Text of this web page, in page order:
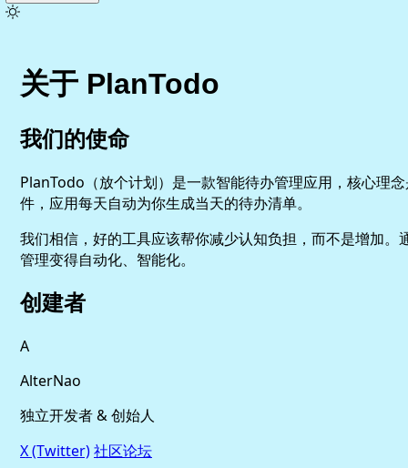
关于 PlanTodo
我们的使命
PlanTodo（放个计划）是一款智能待办管理应用，核心
件，应用每天自动为你生成当天的待办清单。
我们相信，好的工具应该帮你减少认知负担，而不是增加
管理变得自动化、智能化。
创建者
A
AlterNao
独立开发者 & 创始人
X (Twitter)社区论坛